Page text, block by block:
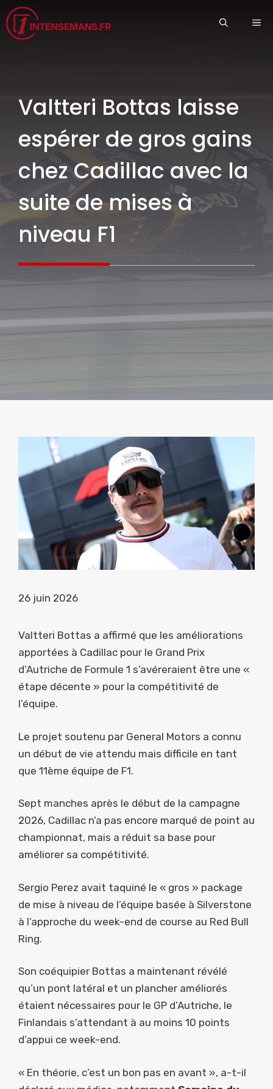
Aller
au
contenu
Valtteri Bottas laisse
espérer de gros gains
chez Cadillac avec la
suite de mises à
niveau F1
26 juin 2026
Valtteri Bottas a affirmé que les améliorations
apportées à Cadillac pour le Grand Prix
d’Autriche de Formule 1 s’avéreraient être une «
étape décente » pour la compétitivité de
l’équipe.
Le projet soutenu par General Motors a connu
un début de vie attendu mais difficile en tant
que 11ème équipe de F1.
Sept manches après le début de la campagne
2026, Cadillac n’a pas encore marqué de point au
championnat, mais a réduit sa base pour
améliorer sa compétitivité.
Sergio Perez avait taquiné le « gros » package
de mise à niveau de l’équipe basée à Silverstone
à l’approche du week-end de course au Red Bull
Ring.
Son coéquipier Bottas a maintenant révélé
qu’un pont latéral et un plancher améliorés
étaient nécessaires pour le GP d’Autriche, le
Finlandais s’attendant à au moins 10 points
d’appui ce week-end.
« En théorie, c’est un bon pas en avant », a-t-il